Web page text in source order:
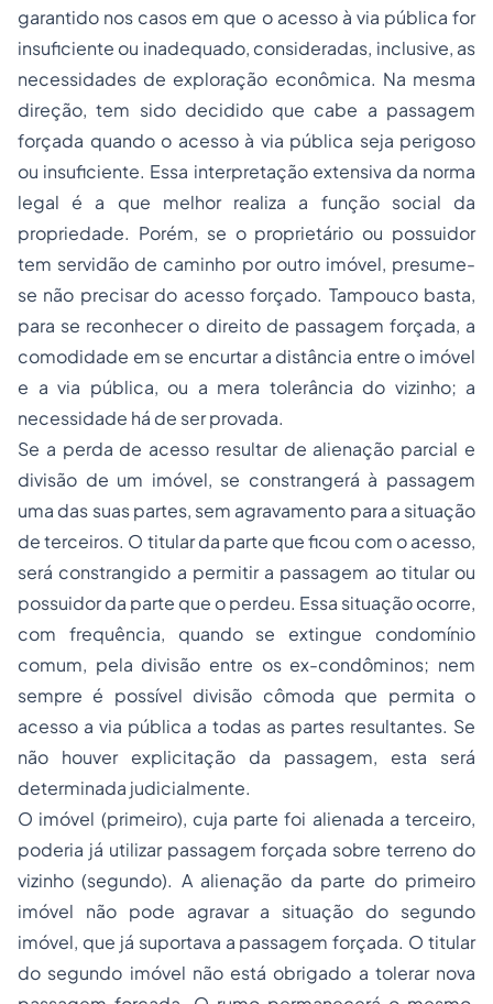
garantido nos casos em que o acesso à via pública for
insuficiente ou inadequado, consideradas, inclusive, as
necessidades de exploração econômica. Na mesma
direção, tem sido decidido que cabe a passagem
forçada quando o acesso à via pública seja perigoso
ou insuficiente. Essa interpretação extensiva da norma
legal é a que melhor realiza a função social da
propriedade. Porém, se o proprietário ou possuidor
tem servidão de caminho por outro imóvel, presume-
se não precisar do acesso forçado. Tampouco basta,
para se reconhecer o direito de passagem forçada, a
comodidade em se encurtar a distância entre o imóvel
e a via pública, ou a mera tolerância do vizinho; a
necessidade há de ser provada.
Se a perda de acesso resultar de alienação parcial e
divisão de um imóvel, se constrangerá à passagem
uma das suas partes, sem agravamento para a situação
de terceiros. O titular da parte que ficou com o acesso,
será constrangido a permitir a passagem ao titular ou
possuidor da parte que o perdeu. Essa situação ocorre,
com frequência, quando se extingue condomínio
comum, pela divisão entre os ex-condôminos; nem
sempre é possível divisão cômoda que permita o
acesso a via pública a todas as partes resultantes. Se
não houver explicitação da passagem, esta será
determinada judicialmente.
O imóvel (primeiro), cuja parte foi alienada a terceiro,
poderia já utilizar passagem forçada sobre terreno do
vizinho (segundo). A alienação da parte do primeiro
imóvel não pode agravar a situação do segundo
imóvel, que já suportava a passagem forçada. O titular
do segundo imóvel não está obrigado a tolerar nova